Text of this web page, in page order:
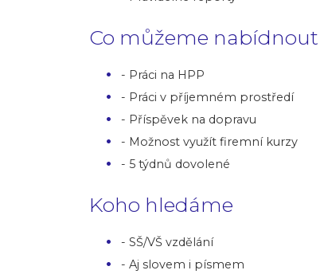
Co můžeme nabídnout
- Práci na HPP
- Práci v příjemném prostředí
- Příspěvek na dopravu
- Možnost využít firemní kurzy
- 5 týdnů dovolené
Koho hledáme
- SŠ/VŠ vzdělání
- Aj slovem i písmem